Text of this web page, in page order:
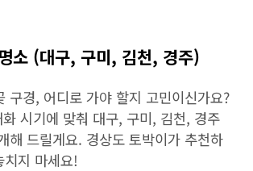
소 (대구, 구미, 김천, 경주)
구경, 어디로 가야 할지 고민이신가요?
시기에 맞춰 대구, 구미, 김천, 경주
해 드릴게요. 경상도 토박이가 추천하
지 마세요!